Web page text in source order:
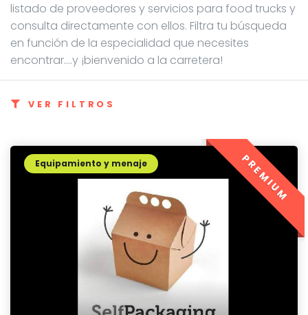
listado de proveedores y servicios para food trucks y
consulta directamente con ellos. Filtra tu búsqueda
en función de la especialidad que necesites
encontrar....y ¡bienvenido a la carretera!
VER FILTROS
Equipamiento y menaje PREMIUM